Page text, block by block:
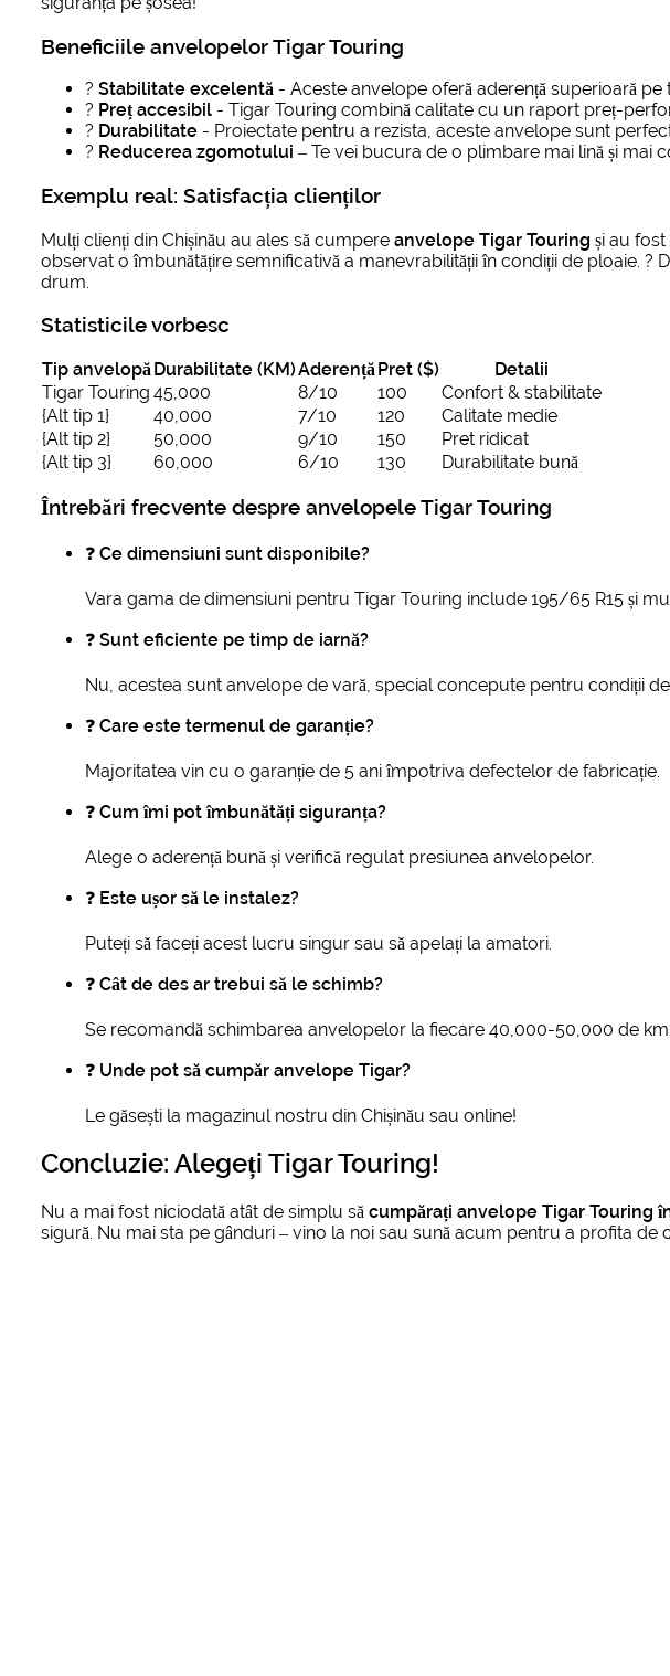
Beneficiile anvelopelor Tigar Touring
? Stabilitate excelentă - Aceste anvelope oferă aderență superioară pe
? Preț accesibil - Tigar Touring combină calitate cu un raport preț-
? Durabilitate - Proiectate pentru a rezista, aceste anvelope sunt
?️ Reducerea zgomotului – Te vei bucura de o plimbare mai lină și mai
Exemplu real: Satisfacția clienților
Mulți clienți din Chișinău au ales să cumpere anvelope Tigar Touring și au
observat o îmbunătățire semnificativă a manevrabilității în condiții de ploaie.
drum.
Statisticile vorbesc
Tip anvelopăDurabilitate (KM)AderențăPret ($)
Detalii
Tigar Touring 45,000 8/10 100
Confort & stabilitate
{Alt tip 1}
40,000 7/10 120
Calitate medie
{Alt tip 2}
50,000 9/10 150
Pret ridicat
{Alt tip 3}
60,000 6/10 130 Durabilitate bună
Întrebări frecvente despre anvelopele Tigar Touring
❓ Ce dimensiuni sunt disponibile?
Vara gama de dimensiuni pentru Tigar Touring include 195/65 R15 și
❓ Sunt eficiente pe timp de iarnă?
Nu, acestea sunt anvelope de vară, special concepute pentru condiții
❓ Care este termenul de garanție?
Majoritatea vin cu o garanție de 5 ani împotriva defectelor de fabricație.
❓ Cum îmi pot îmbunătăți siguranța?
Alege o aderență bună și verifică regulat presiunea anvelopelor.
❓ Este ușor să le instalez?
Puteți să faceți acest lucru singur sau să apelați la amatori.
❓ Cât de des ar trebui să le schimb?
Se recomandă schimbarea anvelopelor la fiecare 40,000-50,000 de km.
❓ Unde pot să cumpăr anvelope Tigar?
Le găsești la magazinul nostru din Chișinău sau online!
Concluzie: Alegeți Tigar Touring!
Nu a mai fost niciodată atât de simplu să cumpărați anvelope Tigar Touring
sigură. Nu mai sta pe gânduri – vino la noi sau sună acum pentru a profita de